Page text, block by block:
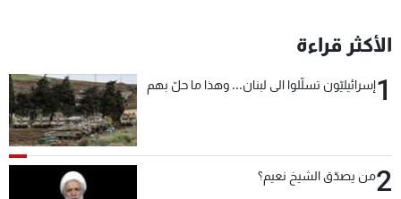
الأكثر قراءة
1إسرائيليّون تسلّلوا الى لبنان... وهذا ما حلّ بهم
2من يصدّق الشيخ نعيم؟